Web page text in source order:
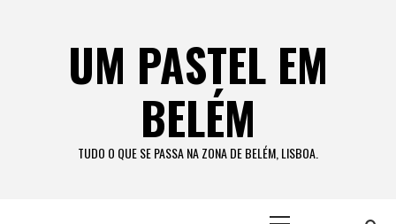
UM PASTEL EM
BELÉM
TUDO O QUE SE PASSA NA ZONA DE BELÉM, LISBOA.